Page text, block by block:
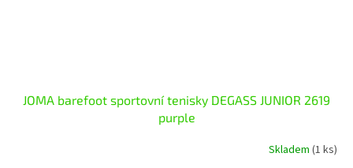
JOMA barefoot sportovní tenisky DEGASS JUNIOR 2619
purple
Skladem (1 ks)